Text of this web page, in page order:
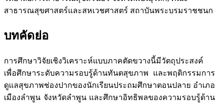
สาธารณสุขศาสตร์และสหเวชศาสตร์ สถาบันพระบรมราชชนก
บทคัดย่อ
การศึกษาวิจัยเชิงวิเคราะห์แบบภาคตัดขวางนี้มีวัตถุประสงค์
เพื่อศึกษาระดับความรอบรู้ด้านทันตสุขภาพ และพฤติกรรมการ
ดูแลสุขภาพช่องปากของนักเรียนประถมศึกษาตอนปลาย อำเภอ
เมืองลำพูน จังหวัดลำพูน และศึกษาอิทธิพลของความรอบรู้ด้าน